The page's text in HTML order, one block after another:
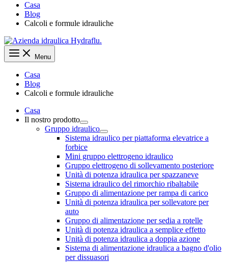
Casa
Blog
Calcoli e formule idrauliche
Menu
Casa
Blog
Calcoli e formule idrauliche
Casa
Il nostro prodotto
Gruppo idraulico
Sistema idraulico per piattaforma elevatrice a
forbice
Mini gruppo elettrogeno idraulico
Gruppo elettrogeno di sollevamento posteriore
Unità di potenza idraulica per spazzaneve
Sistema idraulico del rimorchio ribaltabile
Gruppo di alimentazione per rampa di carico
Unità di potenza idraulica per sollevatore per
auto
Gruppo di alimentazione per sedia a rotelle
Unità di potenza idraulica a semplice effetto
Unità di potenza idraulica a doppia azione
Sistema di alimentazione idraulica a bagno d'olio
per dissuasori